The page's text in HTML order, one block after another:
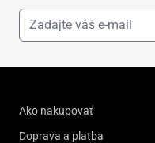
Ako nakupovať
Doprava a platba